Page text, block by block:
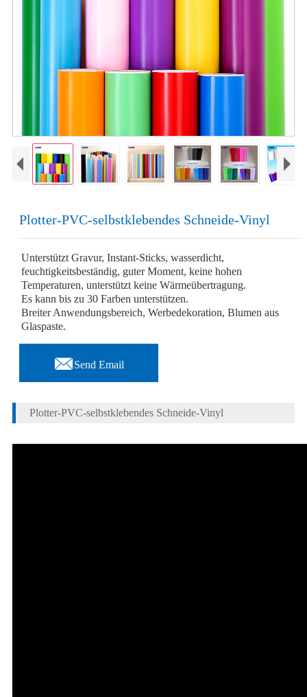
Plotter-PVC-selbstklebendes Schneide-Vinyl
Unterstützt Gravur, Instant-Sticks, wasserdicht,
feuchtigkeitsbeständig, guter Moment, keine hohen
Temperaturen, unterstützt keine Wärmeübertragung.
Es kann bis zu 30 Farben unterstützen.
Breiter Anwendungsbereich, Werbedekoration, Blumen aus
Glaspaste.
Send Email
Plotter-PVC-selbstklebendes Schneide-Vinyl